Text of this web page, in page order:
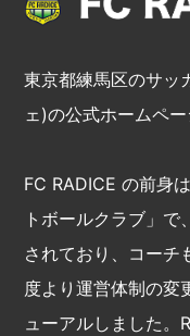
東京都練馬区のサッ
ェ)の公式ホームペー
FC RADICE の前身
トボールクラブ」
されており、コー
度より運営体制の変
ューアルしました。